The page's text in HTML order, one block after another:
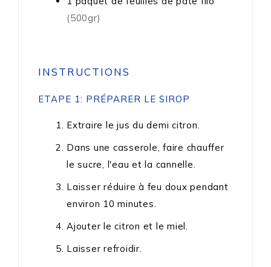
(500gr)
INSTRUCTIONS
ETAPE 1: PRÉPARER LE SIROP
Extraire le jus du demi citron.
Dans une casserole, faire chauffer
le sucre, l'eau et la cannelle.
Laisser réduire à feu doux pendant
environ 10 minutes.
Ajouter le citron et le miel.
Laisser refroidir.